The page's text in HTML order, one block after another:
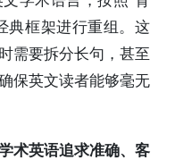
框架进行重组。这
需要拆分长句，甚至
保英文读者能够毫无
术英语追求准确、客